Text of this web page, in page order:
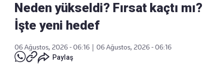
Neden yükseldi? Fırsat kaçtı mı?
İşte yeni hedef
06 Ağustos, 2026 - 06:16
06 Ağustos, 2026 - 06:16
Paylaş